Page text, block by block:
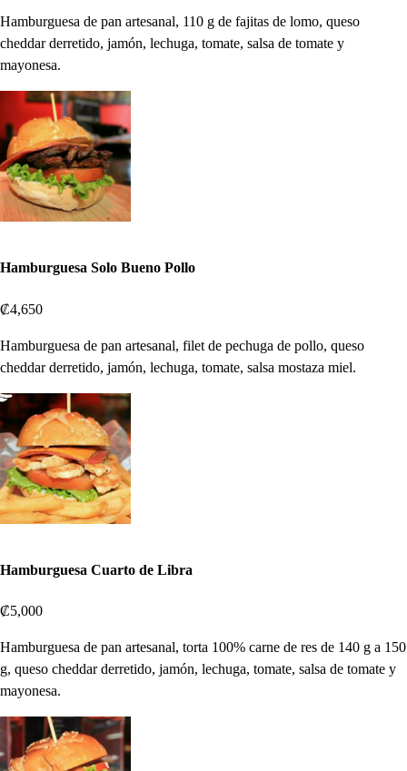
Hamburguesa de pan artesanal, 110 g de fajitas de lomo, queso
cheddar derretido, jamón, lechuga, tomate, salsa de tomate y
mayonesa.
Hamburguesa Solo Bueno Pollo
₡4,650
Hamburguesa de pan artesanal, filet de pechuga de pollo, queso
cheddar derretido, jamón, lechuga, tomate, salsa mostaza miel.
Hamburguesa Cuarto de Libra
₡5,000
Hamburguesa de pan artesanal, torta 100% carne de res de 140 g a 150
g, queso cheddar derretido, jamón, lechuga, tomate, salsa de tomate y
mayonesa.